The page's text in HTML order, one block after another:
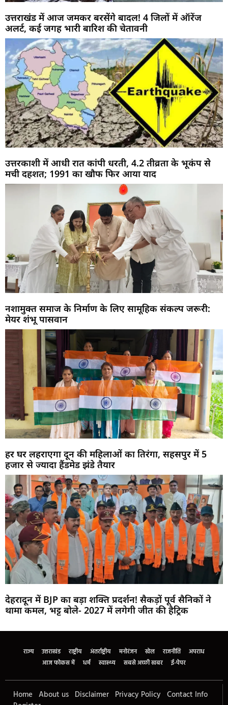
उत्तराखंड में आज जमकर बरसेंगे बादल! 4 जिलों में ऑरेंज
अलर्ट, कई जगह भारी बारिश की चेतावनी
उत्तरकाशी में आधी रात कांपी धरती, 4.2 तीव्रता के भूकंप से
मची दहशत; 1991 का खौफ फिर आया याद
नशामुक्त समाज के निर्माण के लिए सामूहिक संकल्प जरूरी:
मेयर शंभू पासवान
हर घर लहराएगा दून की महिलाओं का तिरंगा, सहसपुर में 5
हजार से ज्यादा हैंडमेड झंडे तैयार
देहरादून में BJP का बड़ा शक्ति प्रदर्शन! सैकड़ों पूर्व सैनिकों ने
थामा कमल, भट्ट बोले- 2027 में लगेगी जीत की हैट्रिक
राज्य उत्तराखंड राष्ट्रीय अंतर्राष्ट्रीय मनोरंजन खेल राजनीति
अपराध
आज फोकस में
धर्म स्वास्थ्य सबसे अच्छी खबर ई-पेपर
Home About us Disclaimer Privacy Policy Contact Info